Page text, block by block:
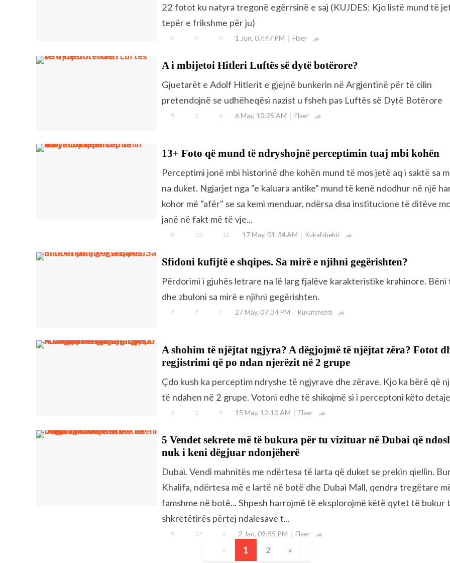
22 fotot ku natyra tregonë egërrsinë e saj (KUJDES: Kjo listë mund të
tepër e frikshme për ju)
0 0 0 1 Jun, 07:47 PM Flaer 
A i mbijetoi Hitleri Luftës së dytë botërore?
Gjuetarët e Adolf Hitlerit e gjejnë bunkerin në Argjentinë për të cilin
pretendojnë se udhëheqësi nazist u fsheh pas Luftës së Dytë Botërore
9 2 6 6 May, 10:25 AM Flaer 
13+ Foto që mund të ndryshojnë perceptimin tuaj mbi kohën
Perceptimi jonë mbi historinë dhe kohën mund të mos jetë aq i saktë sa
na duket. Ngjarjet nga "e kaluara antike" mund të kenë ndodhur në një
kohor më "afër" se sa kemi menduar, ndërsa disa institucione të ditëve
janë në fakt më të vje...
8 10 12 17 May, 01:34 AM Kukafshehti 
Sfidoni kufijtë e shqipes. Sa mirë e njihni gegërishten?
Përdorimi i gjuhës letrare na lë larg fjalëve karakteristike krahinore. Bëni
dhe zbuloni sa mirë e njihni gegërishten.
3 3 2 27 May, 07:34 PM Kukafshehti 
A shohim të njëjtat ngjyra? A dëgjojmë të njëjtat zëra? Fotot
regjistrimi që po ndan njerëzit në 2 grupe
Çdo kush ka perceptim ndryshe të ngjyrave dhe zërave. Kjo ka bërë që
të ndahen në 2 grupe. Votoni edhe të shikojmë si i perceptoni këto detaje
3 1 9 15 May, 12:10 AM Flaer 
5 Vendet sekrete më të bukura për tu vizituar në Dubai që
nuk i keni dëgjuar ndonjëherë
Dubai. Vendi mahnitës me ndërtesa të larta që duket se prekin qiellin.
Khalifa, ndërtesa më e lartë në botë dhe Dubai Mall, qendra tregëtare
famshme në botë... Shpesh harrojmë të eksplorojmë këtë qytet të bukur
shkretëtirës përtej ndalesave t...
9 17 5 2 Jan, 09:55 PM Flaer 
« 1 2 »